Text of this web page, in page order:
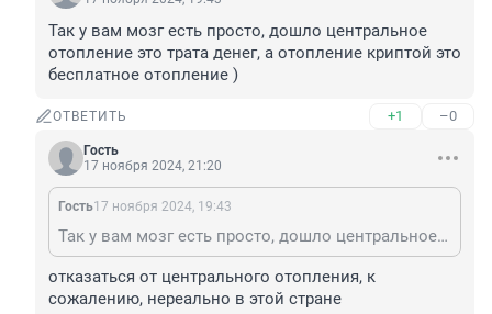
Так у вам мозг есть просто, дошло центральное
отопление это трата денег, а отопление криптой это
бесплатное отопление )
ОТВЕТИТЬ +1 –0
Гость
17 ноября 2024, 21:20
Гость17 ноября 2024, 19:43
Так у вам мозг есть просто, дошло центральное отопление это трата денег, а отопление криптой это бесплатное отопление )
отказаться от центрального отопления, к
сожалению, нереально в этой стране